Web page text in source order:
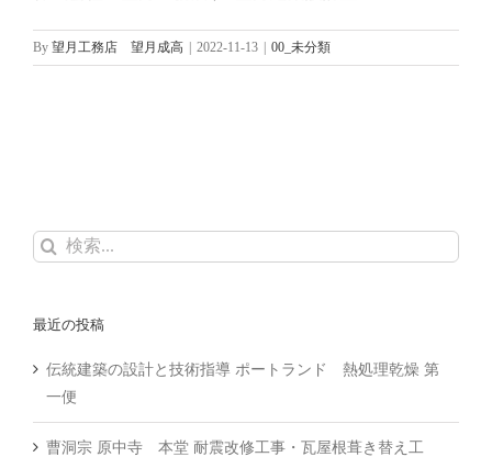
By 望月工務店 望月成高 | 2022-11-13 | 00_未分類
検
最近の投稿
伝統建築の設計と技術指導 ポートランド 熱処理乾燥 第
一便
曹洞宗 原中寺 本堂 耐震改修工事・瓦屋根葺き替え工